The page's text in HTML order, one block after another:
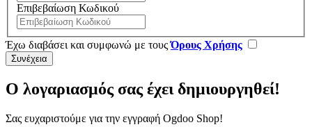
Επιβεβαίωση Κωδικού
Έχω διαβάσει και συμφωνώ με τουςΌρους Χρήσης
Ο λογαριασμός σας έχει δημιουργηθεί!
Σας ευχαριστούμε για την εγγραφή Ogdoo Shop!